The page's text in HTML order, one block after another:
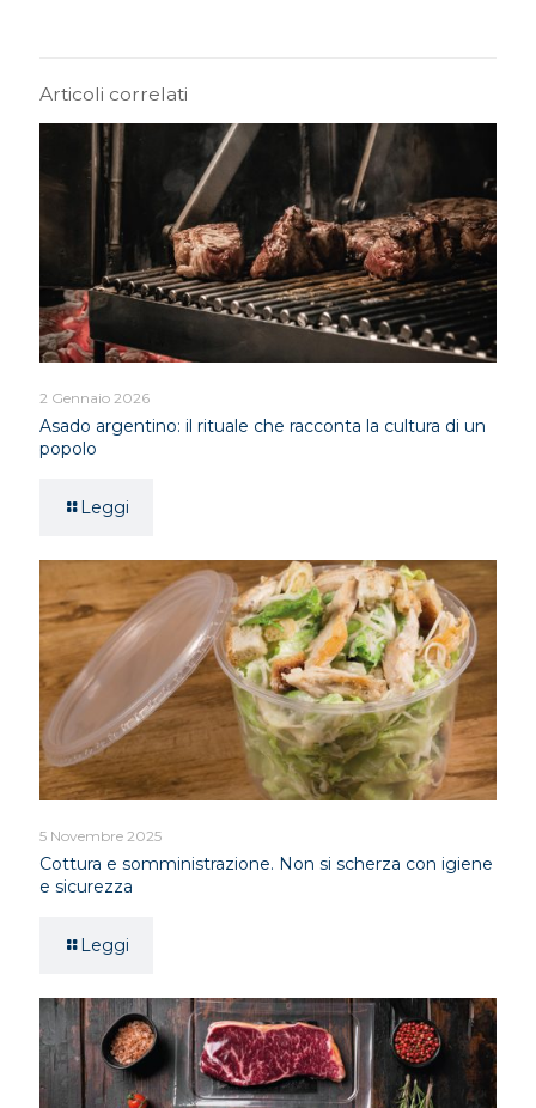
Articoli correlati
2 Gennaio 2026
Asado argentino: il rituale che racconta la cultura di un
popolo
Leggi
5 Novembre 2025
Cottura e somministrazione. Non si scherza con igiene
e sicurezza
Leggi